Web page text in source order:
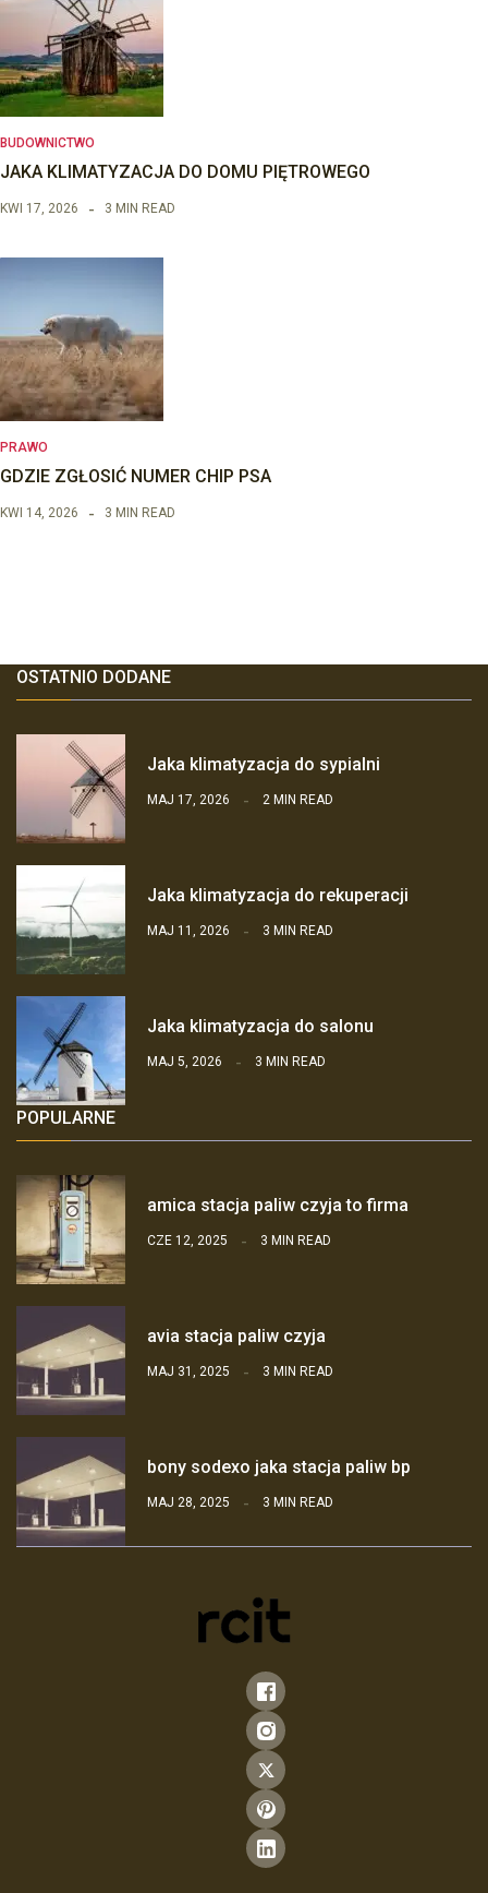
BUDOWNICTWO
JAKA KLIMATYZACJA DO DOMU PIĘTROWEGO
KWI 17, 2026 3 MIN READ
PRAWO
GDZIE ZGŁOSIĆ NUMER CHIP PSA
KWI 14, 2026 3 MIN READ
OSTATNIO DODANE
Jaka klimatyzacja do sypialni
MAJ 17, 2026 2 MIN READ
Jaka klimatyzacja do rekuperacji
MAJ 11, 2026 3 MIN READ
Jaka klimatyzacja do salonu
MAJ 5, 2026 3 MIN READ
POPULARNE
amica stacja paliw czyja to firma
CZE 12, 2025 3 MIN READ
avia stacja paliw czyja
MAJ 31, 2025 3 MIN READ
bony sodexo jaka stacja paliw bp
MAJ 28, 2025 3 MIN READ